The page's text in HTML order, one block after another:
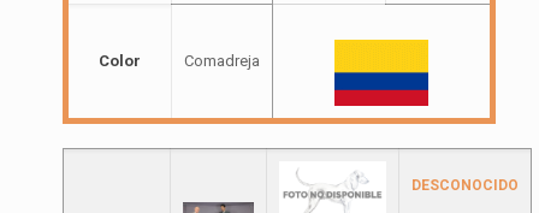
Color Comadreja
DESCONOCIDO